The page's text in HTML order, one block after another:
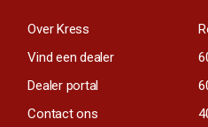
Over Kress
Vind een dealer
Dealer portal
Contact ons